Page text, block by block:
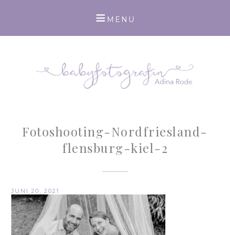
Fotoshooting-Nordfriesland-
flensburg-kiel-2
JUNI 20, 2021